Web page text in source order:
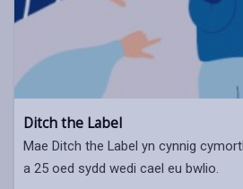
Ditch the Label
Mae Ditch the Label yn cynnig
a 25 oed sydd wedi cael eu bwlio.